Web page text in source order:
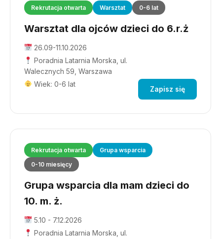
Rekrutacja otwarta Warsztat 0-6 lat
Warsztat dla ojców dzieci do 6.r.ż
26.09-11.10.2026
Poradnia Latarnia Morska, ul.
Walecznych 59, Warszawa
Wiek: 0-6 lat
Zapisz się
Rekrutacja otwarta
Grupa wsparcia
0-10 miesięcy
Grupa wsparcia dla mam dzieci do
10. m. ż.
5.10 - 7.12.2026
Poradnia Latarnia Morska, ul.